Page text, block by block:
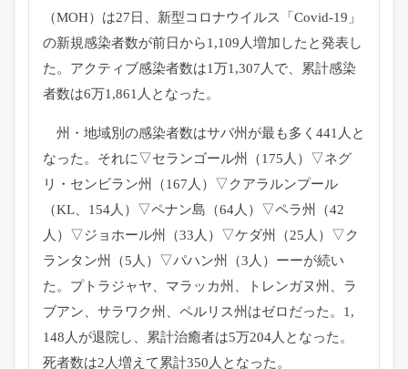
（MOH）は27日、新型コロナウイルス「Covid-19」
の新規感染者数が前日から1,109人増加したと発表し
た。アクティブ感染者数は1万1,307人で、累計感染
者数は6万1,861人となった。
州・地域別の感染者数はサバ州が最も多く441人と
なった。 それに▽セランゴール州（175人）▽ネグ
リ・センビラン州（167人）▽クアラルンプール
（KL、154人）▽ペナン島（64人）▽ペラ州（42
人）▽ジョホール州（33人）▽ケダ州（25人）▽ク
ランタン州（5人）▽パハン州（3人） ーーが続い
た。プトラジャヤ、マラッカ州、トレンガヌ州、 ラ
ブアン、サラワク州、ペルリス州はゼロだった。1,
148人が退院し、累計治癒者は5万204人となった。
死者数は2人増えて累計350人となった。